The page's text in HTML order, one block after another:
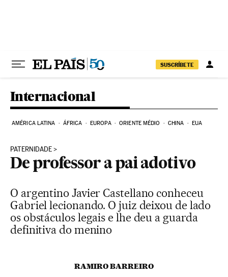
SUSCRÍBETE
Internacional
AMÉRICA LATINA ÁFRICA EUROPA ORIENTE MÉDIO CHINA EUA
PATERNIDADE
De professor a pai adotivo
O argentino Javier Castellano conheceu
Gabriel lecionando. O juiz deixou de lado
os obstáculos legais e lhe deu a guarda
definitiva do menino
RAMIRO BARREIRO